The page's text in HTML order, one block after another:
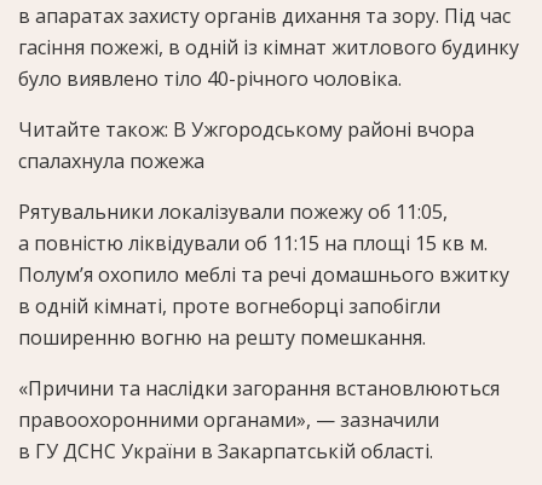
в апаратах захисту органів дихання та зору. Під час
гасіння пожежі, в одній із кімнат житлового будинку
було виявлено тіло 40-річного чоловіка.
Читайте також: В Ужгородському районі вчора
спалахнула пожежа
Рятувальники локалізували пожежу об 11:05,
а повністю ліквідували об 11:15 на площі 15 кв м.
Полум’я охопило меблі та речі домашнього вжитку
в одній кімнаті, проте вогнеборці запобігли
поширенню вогню на решту помешкання.
«Причини та наслідки загорання встановлюються
правоохоронними органами», — зазначили
в ГУ ДСНС України в Закарпатській області.